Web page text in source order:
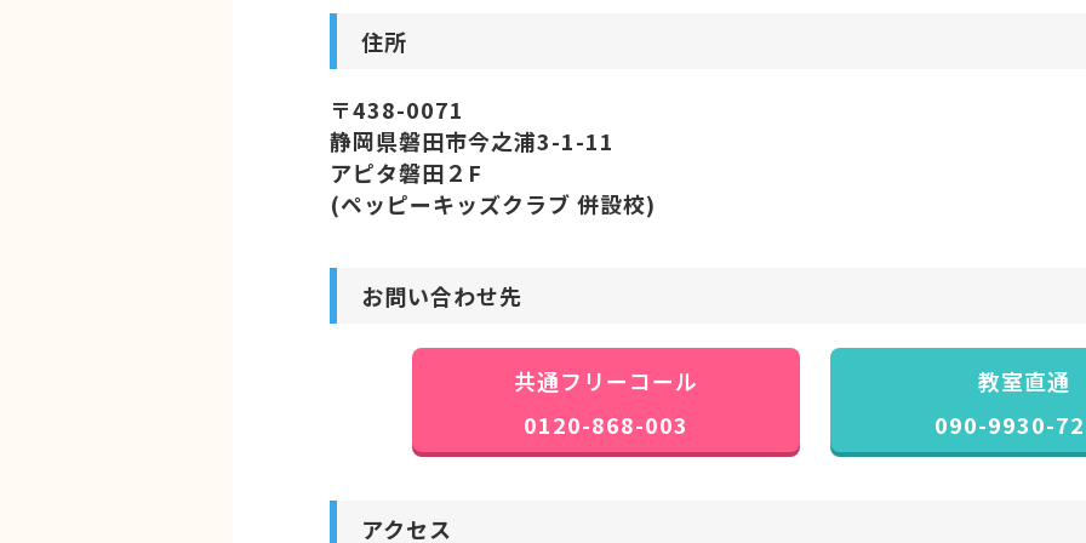
住所
〒438-0071
静岡県磐田市今之浦3-1-11
アピタ磐田２F
(ペッピーキッズクラブ 併設校)
お問い合わせ先
共通フリーコール
0120-868-003
教室直通
090-9930-
アクセス